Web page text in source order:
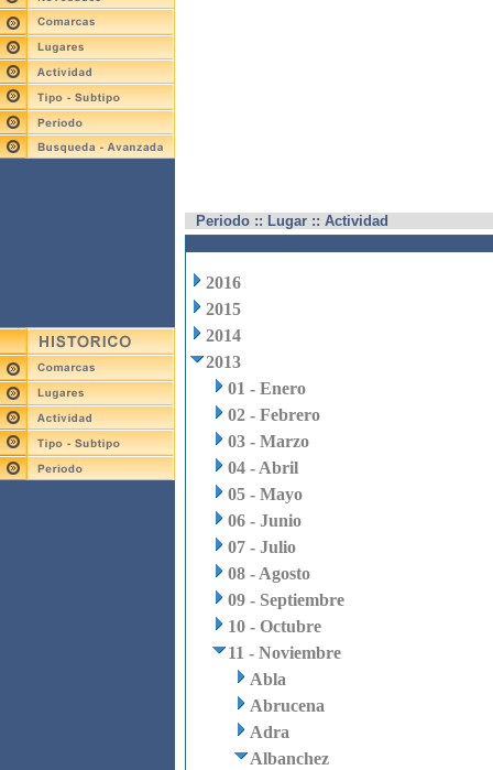
Periodo :: Lugar :: Actividad
2016
2015
2014
2013
01 - Enero
02 - Febrero
03 - Marzo
04 - Abril
05 - Mayo
06 - Junio
07 - Julio
08 - Agosto
09 - Septiembre
10 - Octubre
11 - Noviembre
Abla
Abrucena
Adra
Albanchez